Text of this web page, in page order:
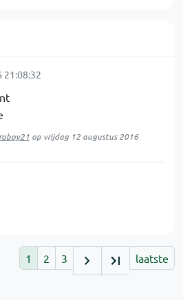
21:08:32
op vrijdag 12 augustus 2016
1 2 3 laatste